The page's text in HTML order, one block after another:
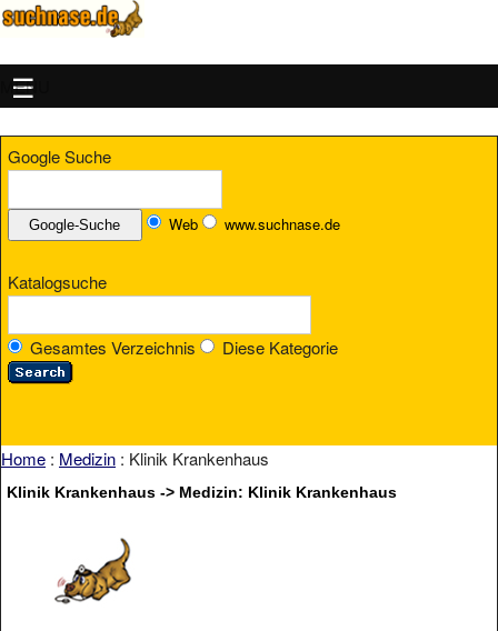
MENU
Google Suche
Web www.suchnase.de
Katalogsuche
Gesamtes Verzeichnis Diese Kategorie
Home : Medizin : Klinik Krankenhaus
Klinik Krankenhaus -> Medizin: Klinik Krankenhaus